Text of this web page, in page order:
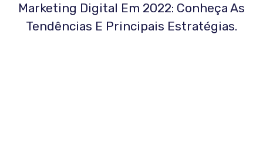
Marketing Digital Em 2022: Conheça As
Tendências E Principais Estratégias.